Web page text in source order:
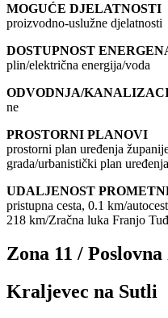
MOGUĆE DJELATNOSTI
proizvodno-uslužne djelatnosti
DOSTUPNOST
plin/električna energija/voda
ODVODNJA/
ne
PROSTORNI PLANOVI
prostorni plan uređenja
grada/urbanistički plan uređenja
UDALJENOST
pristupna cesta, 0.1 km/
218 km/Zračna luka Franjo
Zona 11 / Poslovna
Kraljevec na Sutli